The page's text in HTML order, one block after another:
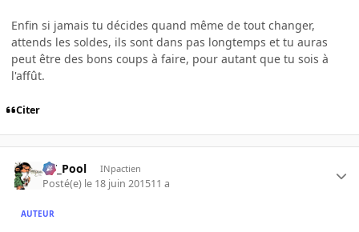
Enfin si jamais tu décides quand même de tout changer,
attends les soldes, ils sont dans pas longtemps et tu auras
peut être des bons coups à faire, pour autant que tu sois à
l'affût.
Citer
DT_Pool INpactien
Posté(e) le 18 juin 201511 a
AUTEUR